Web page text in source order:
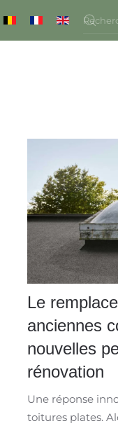
Le
anciennes
nouvelles
rénovation
Une réponse
toitures plates.